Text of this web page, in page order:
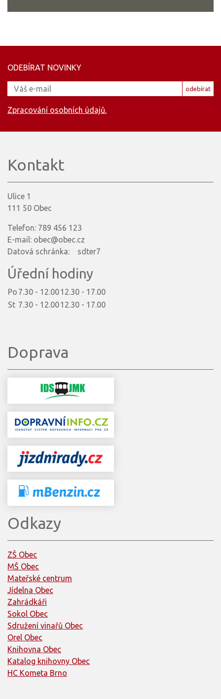
ODEBÍRAT NOVINKY
odebírat
Zpracování osobních údajů.
Kontakt
Ulice 1
111 50 Obec
Telefon: 789 456 123
E-mail: obec@obec.cz
Datová schránka: sdter7
Úřední hodiny
Po 7.30 - 12.0012.30 - 17.00
St 7.30 - 12.0012.30 - 17.00
Doprava
Odkazy
ZŠ Obec
MŠ Obec
Mateřské centrum
Jídelna Obec
Zahrádkáři
Sokol Obec
Sdružení vinařů Obec
Orel Obec
Knihovna Obec
Katalog knihovny Obec
HC Kometa Brno